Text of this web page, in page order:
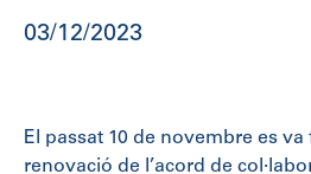
03/12/2023
El passat 10 de novembre es va
renovació de l’acord de